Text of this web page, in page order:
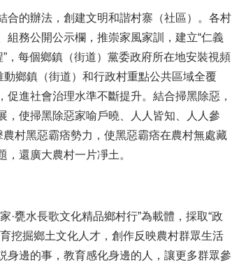
的辦法，創建文明和諧村寨（社區）。各村
組務公開公示欄，推崇家風家訓，建立“仁義
，每個鄉鎮（街道）黨委政府所在地安裝視頻
鄉鎮（街道）和行政村重點公共區域全覆
進社會治理水準不斷提升。結合掃黑除惡，
，使掃黑除惡家喻戶曉、人人皆知、人人參
村黑惡霸痞勢力，使黑惡霸痞在農村無處藏
還廣大農村一片凈土。
水長歌文化精品鄉村行”為載體，採取“政
挖掘鄉土文化人才，創作反映農村群眾生活
身邊的事，教育感化身邊的人，讓更多群眾參